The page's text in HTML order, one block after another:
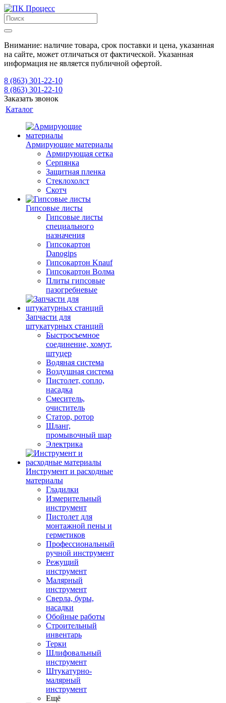
Внимание: наличие товара, срок поставки и цена, указанная
на сайте, может отличаться от фактической. Указанная
информация не является публичной офертой.
8 (863) 301-22-10
8 (863) 301-22-10
Заказать звонок
Каталог
Армирующие материалы
Армирующая сетка
Серпянка
Защитная пленка
Стеклохолст
Скотч
Гипсовые листы
Гипсовые листы
специального
назначения
Гипсокартон
Danogips
Гипсокартон Knauf
Гипсокартон Волма
Плиты гипсовые
пазогребневые
Запчасти для
штукатурных станций
Быстросъемное
соединение, хомут,
штуцер
Водяная система
Воздушная система
Пистолет, сопло,
насадка
Смеситель,
очиститель
Статор, ротор
Шланг,
промывочный шар
Электрика
Инструмент и расходные
материалы
Гладилки
Измерительный
инструмент
Пистолет для
монтажной пены и
герметиков
Профессиональный
ручной инструмент
Режущий
инструмент
Малярный
инструмент
Сверла, буры,
насадки
Обойные работы
Строительный
инвентарь
Терки
Шлифовальный
инструмент
Штукатурно-
малярный
инструмент
Ещё